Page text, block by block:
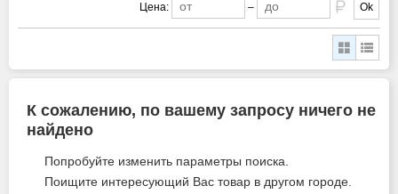
Цена: – Ok
К сожалению, по вашему запросу ничего не
найдено
Попробуйте изменить параметры поиска.
Поищите интересующий Вас товар в другом городе.